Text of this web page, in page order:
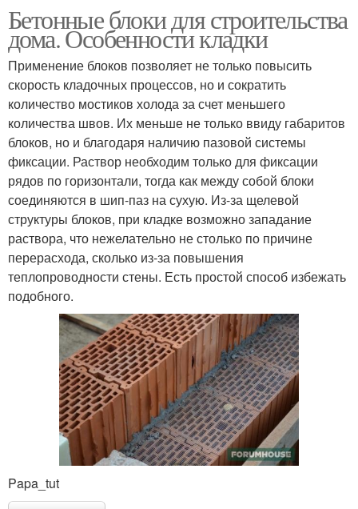
Бетонные блоки для строительства
дома. Особенности кладки
Применение блоков позволяет не только повысить
скорость кладочных процессов, но и сократить
количество мостиков холода за счет меньшего
количества швов. Их меньше не только ввиду габаритов
блоков, но и благодаря наличию пазовой системы
фиксации. Раствор необходим только для фиксации
рядов по горизонтали, тогда как между собой блоки
соединяются в шип-паз на сухую. Из-за щелевой
структуры блоков, при кладке возможно западание
раствора, что нежелательно не столько по причине
перерасхода, сколько из-за повышения
теплопроводности стены. Есть простой способ избежать
подобного.
Papa_tut